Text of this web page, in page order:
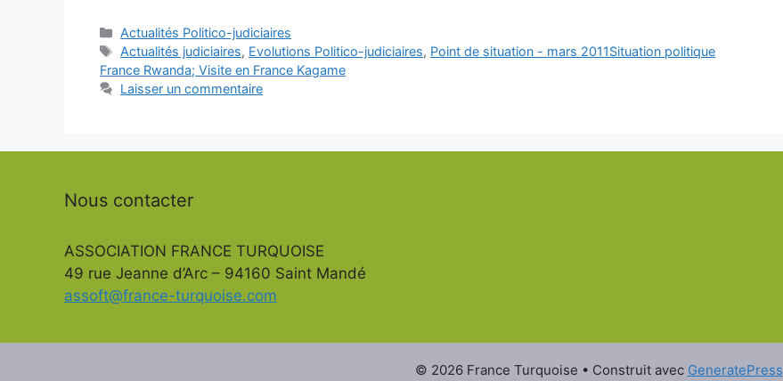
Catégories
Actualités Politico-judiciaires
Étiquettes
Actualités judiciaires, Evolutions Politico-judiciaires, Point de situation - mars 2011Situation politique
France Rwanda; Visite en France Kagame
Laisser un commentaire
Nous contacter
ASSOCIATION FRANCE TURQUOISE
49 rue Jeanne d’Arc – 94160 Saint Mandé
assoft@france-turquoise.com
© 2026 France Turquoise • Construit avec GeneratePress